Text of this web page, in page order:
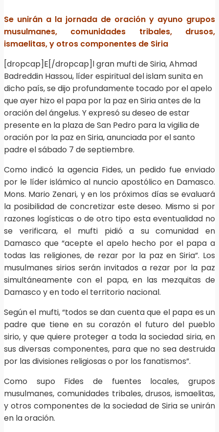
Se unirán a la jornada de oración y ayuno grupos
musulmanes, comunidades tribales, drusos,
ismaelitas, y otros componentes de Siria
[dropcap]E[/dropcap]l gran mufti de Siria, Ahmad
Badreddin Hassou, líder espiritual del islam sunita en
dicho país, se dijo profundamente tocado por el apelo
que ayer hizo el papa por la paz en Siria antes de la
oración del ángelus. Y expresó su deseo de estar
presente en la plaza de San Pedro para la vigilia de
oración por la paz en Siria, anunciada por el santo
padre el sábado 7 de septiembre.
Como indicó la agencia Fides, un pedido fue enviado
por le líder islámico al nuncio apostólico en Damasco.
Mons. Mario Zenari, y en los próximos días se evaluará
la posibilidad de concretizar este deseo. Mismo si por
razones logísticas o de otro tipo esta eventualidad no
se verificara, el mufti pidió a su comunidad en
Damasco que “acepte el apelo hecho por el papa a
todas las religiones, de rezar por la paz en Siria”. Los
musulmanes sirios serán invitados a rezar por la paz
simultáneamente con el papa, en las mezquitas de
Damasco y en todo el territorio nacional.
Según el mufti, “todos se dan cuenta que el papa es un
padre que tiene en su corazón el futuro del pueblo
sirio, y que quiere proteger a toda la sociedad siria, en
sus diversas componentes, para que no sea destruida
por las divisiones religiosas o por los fanatismos”.
Como supo Fides de fuentes locales, grupos
musulmanes, comunidades tribales, drusos, ismaelitas,
y otros componentes de la sociedad de Siria se unirán
en la oración.